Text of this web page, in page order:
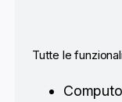
Tutte le